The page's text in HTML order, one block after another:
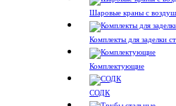
Шаровые краны с
Комплекты для заделки
Комплектующие
СОДК